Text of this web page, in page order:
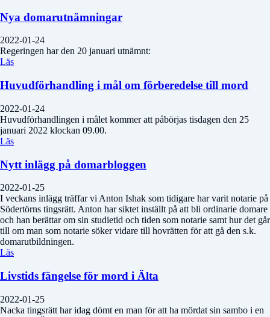
Nya domarutnämningar
2022-01-24
Regeringen har den 20 januari utnämnt:
Läs
Huvudförhandling i mål om förberedelse till mord
2022-01-24
Huvudförhandlingen i målet kommer att påbörjas tisdagen den 25
januari 2022 klockan 09.00.
Läs
Nytt inlägg på domarbloggen
2022-01-25
I veckans inlägg träffar vi Anton Ishak som tidigare har varit notarie på
Södertörns tingsrätt. Anton har siktet inställt på att bli ordinarie domare
och han berättar om sin studietid och tiden som notarie samt hur det går
till om man som notarie söker vidare till hovrätten för att gå den s.k.
domarutbildningen.
Läs
Livstids fängelse för mord i Älta
2022-01-25
Nacka tingsrätt har idag dömt en man för att ha mördat sin sambo i en